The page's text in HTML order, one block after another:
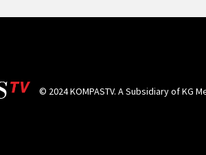
© 2024 KOMPASTV. A Subsidiary ofKG